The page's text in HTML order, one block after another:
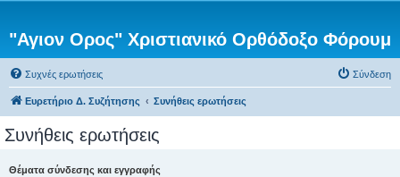
"Αγιον Ορος" Χριστιανικό Ορθόδοξο Φόρουμ
Συχνές ερωτήσεις Σύνδεση
Ευρετήριο Δ. Συζήτησης Συνήθεις ερωτήσεις
Συνήθεις ερωτήσεις
Θέματα σύνδεσης και εγγραφής